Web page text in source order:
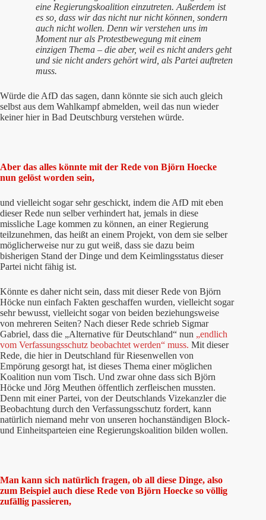
eine Regierungskoalition einzutreten. Außerdem ist
es so, dass wir das nicht nur nicht können, sondern
auch nicht wollen. Denn wir verstehen uns im
Moment nur als Protestbewegung mit einem
einzigen Thema – die aber, weil es nicht anders geht
und sie nicht anders gehört wird, als Partei auftreten
muss.
Würde die AfD das sagen, dann könnte sie sich auch gleich
selbst aus dem Wahlkampf abmelden, weil das nun wieder
keiner hier in Bad Deutschburg verstehen würde.
Aber das alles könnte mit der Rede von Björn Hoecke
nun gelöst worden sein,
und vielleicht sogar sehr geschickt, indem die AfD mit eben
dieser Rede nun selber verhindert hat, jemals in diese
missliche Lage kommen zu können, an einer Regierung
teilzunehmen, das heißt an einem Projekt, von dem sie selber
möglicherweise nur zu gut weiß, dass sie dazu beim
bisherigen Stand der Dinge und dem Keimlingsstatus dieser
Partei nicht fähig ist.
Könnte es daher nicht sein, dass mit dieser Rede von Björn
Höcke nun einfach Fakten geschaffen wurden, vielleicht sogar
sehr bewusst, vielleicht sogar von beiden beziehungsweise
von mehreren Seiten? Nach dieser Rede schrieb Sigmar
Gabriel, dass die „Alternative für Deutschland“ nun „endlich
vom Verfassungsschutz beobachtet werden“ muss. Mit dieser
Rede, die hier in Deutschland für Riesenwellen von
Empörung gesorgt hat, ist dieses Thema einer möglichen
Koalition nun vom Tisch. Und zwar ohne dass sich Björn
Höcke und Jörg Meuthen öffentlich zerfleischen mussten.
Denn mit einer Partei, von der Deutschlands Vizekanzler die
Beobachtung durch den Verfassungsschutz fordert, kann
natürlich niemand mehr von unseren hochanständigen Block-
und Einheitsparteien eine Regierungskoalition bilden wollen.
Man kann sich natürlich fragen, ob all diese Dinge, also
zum Beispiel auch diese Rede von Björn Hoecke so völlig
zufällig passieren,